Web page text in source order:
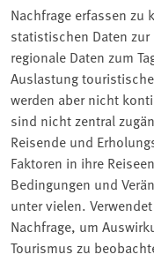
Nachfrage erfassen zu
statistischen Daten
regionale Daten zum
Auslastung
werden aber nicht
sind nicht zentral
Reisende und
Faktoren in ihre
Bedingungen und
unter vielen.
Nachfrage, um
Tourismus zu